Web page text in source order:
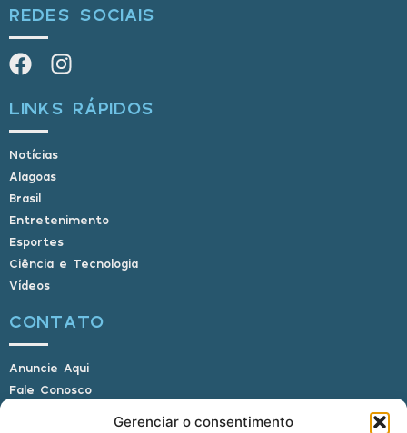
Gerenciar o consentimento
REDES SOCIAIS
LINKS RÁPIDOS
Notícias
Alagoas
Brasil
Entretenimento
Esportes
Ciência e Tecnologia
Vídeos
CONTATO
Anuncie Aqui
Fale Conosco